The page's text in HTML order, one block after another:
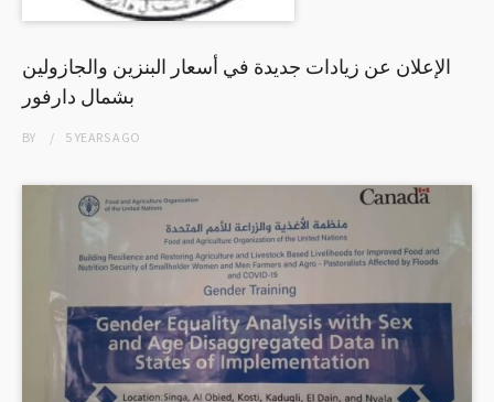
الإعلان عن زيادات جديدة في أسعار البنزين والجازولين
بشمال دارفور
BY 5 YEARSAGO